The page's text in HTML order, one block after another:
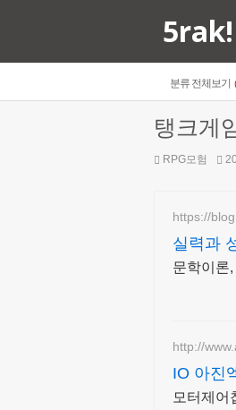
5rak!
분류 전체보기
탱크게
RPG모험
https://
실력과
문학이론
http://
IO 아진
모터제어